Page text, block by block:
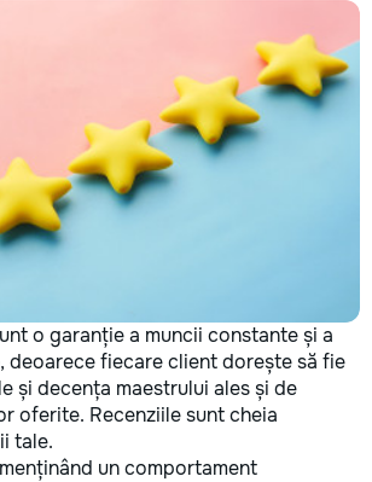
o garanție a muncii constante și a
deoarece fiecare client dorește să fie
și decența maestrului ales și de
oferite. Recenziile sunt cheia
tale.
un comportament